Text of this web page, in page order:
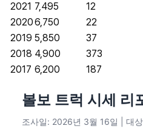
2021 7,495
12
20206,750
22
2019 5,850
37
2018 4,900
373
2017 6,200 187
볼보 트럭 시세 리
조사일: 2026년 3월 16일 | 대